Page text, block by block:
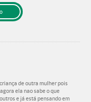
de outra mulher pois
ela nao sabe o que
e já está pensando em